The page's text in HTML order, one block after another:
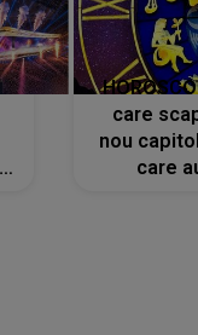
care
nou
care